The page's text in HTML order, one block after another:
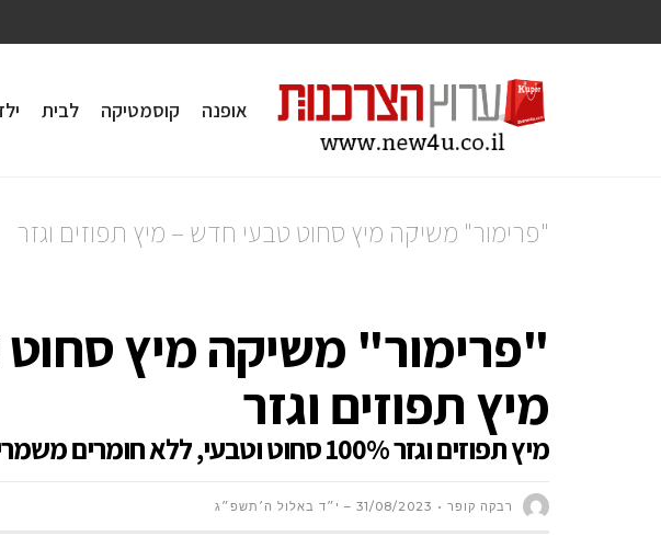
אופנה קוסמטיקה לבית
"פרימור" משיקה מיץ סחוט טבעי חדש – מיץ תפוזים וגזר
"פרימור" משיקה מיץ
מיץ תפוזים וגזר
מיץ תפוזים וגזר 100% סחוט וטבעי, ללא חומרים משמרים
רבקה קופר 31/08/2023 – י״ד באלול ה׳תשפ״ג